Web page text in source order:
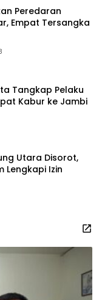
Peredaran
Empat Tersangka
Tangkap Pelaku
Kabur ke Jambi
Utara Disorot,
Lengkapi Izin